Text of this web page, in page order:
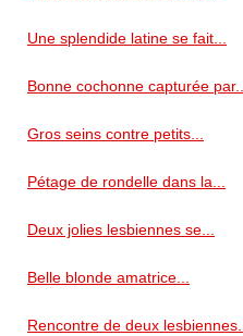
Une splendide latine se fait...
Bonne cochonne capturée par...
Gros seins contre petits...
Pétage de rondelle dans la...
Deux jolies lesbiennes se...
Belle blonde amatrice...
Rencontre de deux lesbiennes...